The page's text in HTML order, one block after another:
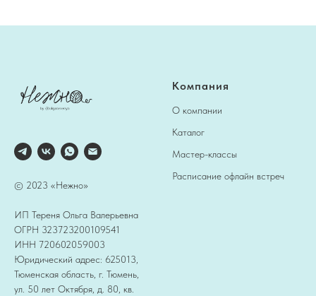
© 2023 «Нежно»
ИП Тереня Ольга Валерьевна
ОГРН 323723200109541
ИНН 720602059003
Юридический адрес: 625013,
Тюменская область, г. Тюмень,
ул. 50 лет Октября, д. 80, кв.
Компания
О компании
Каталог
Мастер-классы
Расписание офлайн встреч